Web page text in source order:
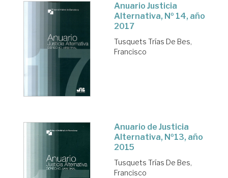
Anuario Justicia
Alternativa, Nº 14, año
2017
Tusquets Trías De Bes,
Francisco
Anuario de Justicia
Alternativa, Nº13, año
2015
Tusquets Trías De Bes,
Francisco